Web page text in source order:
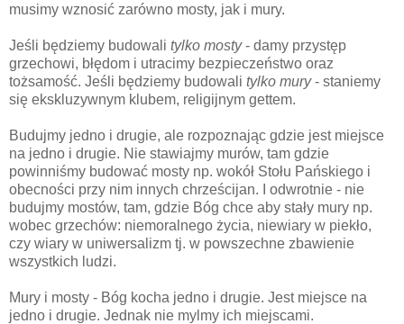
musimy wznosić zarówno mosty, jak i mury.
Jeśli będziemy budowali tylko mosty- damy przystęp
grzechowi, błędom i utracimy bezpieczeństwo oraz
tożsamość. Jeśli będziemy budowali tylko mury- staniemy
się ekskluzywnym klubem, religijnym gettem.
Budujmy jedno i drugie, ale rozpoznając gdzie jest miejsce
na jedno i drugie. Nie stawiajmy murów, tam gdzie
powinniśmy budować mosty np. wokół Stołu Pańskiego i
obecności przy nim innych chrześcijan. I odwrotnie - nie
budujmy mostów, tam, gdzie Bóg chce aby stały mury np.
wobec grzechów: niemoralnego życia, niewiary w piekło,
czy wiary w uniwersalizm tj. w powszechne zbawienie
wszystkich ludzi.
Mury i mosty - Bóg kocha jedno i drugie. Jest miejsce na
jedno i drugie. Jednak nie mylmy ich miejscami.